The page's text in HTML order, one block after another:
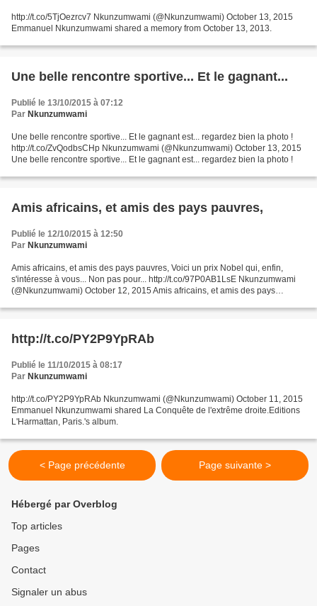
http://t.co/5TjOezrcv7 Nkunzumwami (@Nkunzumwami) October 13, 2015
Emmanuel Nkunzumwami shared a memory from October 13, 2013.
Une belle rencontre sportive... Et le gagnant...
Publié le 13/10/2015 à 07:12
Par Nkunzumwami
Une belle rencontre sportive... Et le gagnant est... regardez bien la photo !
http://t.co/ZvQodbsCHp Nkunzumwami (@Nkunzumwami) October 13, 2015
Une belle rencontre sportive... Et le gagnant est... regardez bien la photo !
Amis africains, et amis des pays pauvres,
Publié le 12/10/2015 à 12:50
Par Nkunzumwami
Amis africains, et amis des pays pauvres, Voici un prix Nobel qui, enfin,
s'intéresse à vous... Non pas pour... http://t.co/97P0AB1LsE Nkunzumwami
(@Nkunzumwami) October 12, 2015 Amis africains, et amis des pays
http://t.co/PY2P9YpRAb
Publié le 11/10/2015 à 08:17
Par Nkunzumwami
http://t.co/PY2P9YpRAb Nkunzumwami (@Nkunzumwami) October 11, 2015
Emmanuel Nkunzumwami shared La Conquête de l'extrême droite.Editions
L'Harmattan, Paris.'s album.
< Page précédente Page suivante >
Hébergé par Overblog
Top articles
Pages
Contact
Signaler un abus